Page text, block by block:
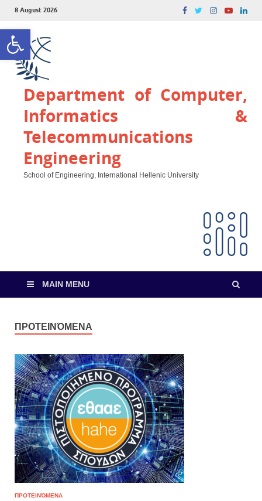
Open toolbar
8 August 2026
Department of Computer,
Informatics &
Telecommunications
Engineering
School of Engineering, International Hellenic University
MAIN MENU
ΠΡΟΤΕΙΝΌΜΕΝΑ
ΠΡΟΤΕΙΝΌΜΕΝΑ